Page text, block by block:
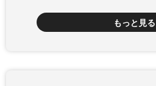
もっと見る